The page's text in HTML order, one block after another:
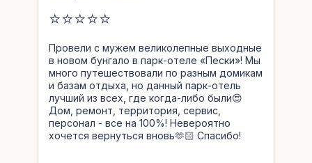
⭐⭐⭐⭐⭐
Провели с мужем великолепные выходные
в новом бунгало в парк-отеле «Пески»! Мы
много путешествовали по разным домикам
и базам отдыха, но данный парк-отель
лучший из всех, где когда-либо были😍
Дом, ремонт, территория, сервис,
персонал - все на 100%! Невероятно
хочется вернуться вновь🫶🏻 Спасибо!